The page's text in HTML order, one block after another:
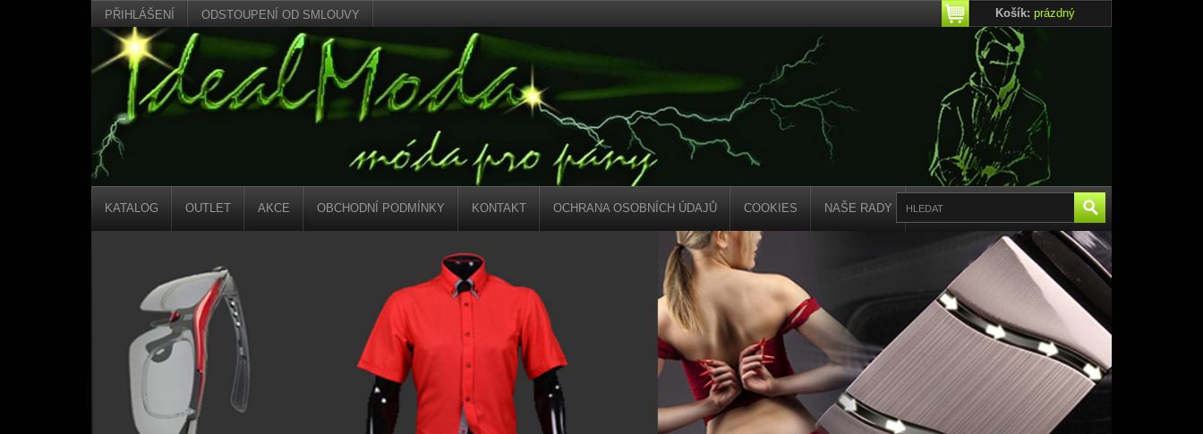
PŘIHLÁŠENÍ ODSTOUPENÍ OD SMLOUVY Košík: prázdný
KATALOG OUTLET AKCE OBCHODNÍ PODMÍNKY KONTAKT OCHRANA OSOBNÍCH ÚDAJŮ COOKIES NAŠE RADY